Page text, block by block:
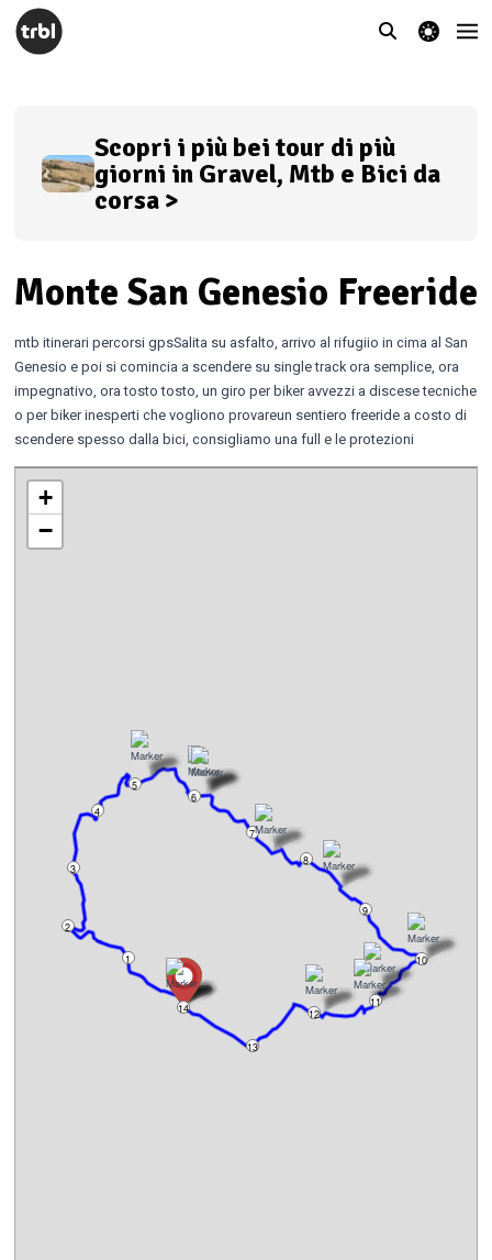
theme switcher
Scopri i più bei tour di più
giorni in Gravel, Mtb e Bici da
corsa >
Monte San Genesio Freeride
mtb itinerari percorsi gpsSalita su asfalto, arrivo al rifugiio in cima al San
Genesio e poi si comincia a scendere su single track ora semplice, ora
impegnativo, ora tosto tosto, un giro per biker avvezzi a discese tecniche
o per biker inesperti che vogliono provareun sentiero freeride a costo di
scendere spesso dalla bici, consigliamo una full e le protezioni
8
4
12
2
6
10
14
1
3
5
7
9
11
13
+
−